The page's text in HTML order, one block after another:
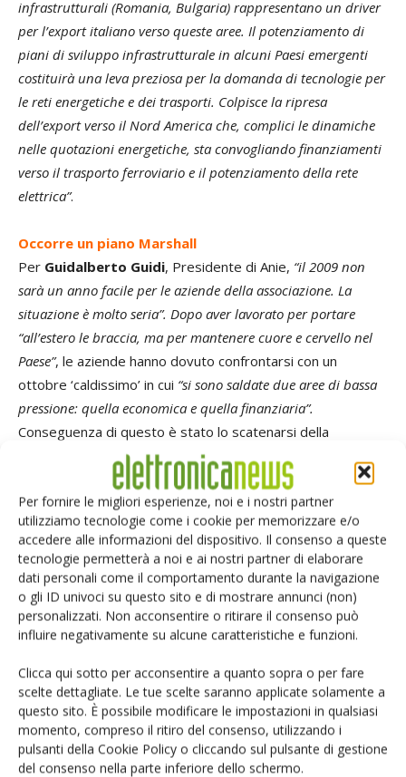
Per fornire le migliori esperienze, noi e i nostri partner
utilizziamo tecnologie come i cookie per memorizzare e/o
accedere alle informazioni del dispositivo. Il consenso a queste
tecnologie permetterà a noi e ai nostri partner di elaborare
dati personali come il comportamento durante la navigazione
o gli ID univoci su questo sito e di mostrare annunci (non)
personalizzati. Non acconsentire o ritirare il consenso può
influire negativamente su alcune caratteristiche e funzioni.
Clicca qui sotto per acconsentire a quanto sopra o per fare
scelte dettagliate. Le tue scelte saranno applicate solamente a
questo sito. È possibile modificare le impostazioni in qualsiasi
momento, compreso il ritiro del consenso, utilizzando i
pulsanti della Cookie Policy o cliccando sul pulsante di gestione
del consenso nella parte inferiore dello schermo.
infrastrutturali (Romania, Bulgaria) rappresentano un driver
per l’export italiano verso queste aree. Il potenziamento di
piani di sviluppo infrastrutturale in alcuni Paesi emergenti
costituirà una leva preziosa per la domanda di tecnologie per
le reti energetiche e dei trasporti. Colpisce la ripresa
dell’export verso il Nord America che, complici le dinamiche
nelle quotazioni energetiche, sta convogliando finanziamenti
verso il trasporto ferroviario e il potenziamento della rete
elettrica”.
Occorre un piano Marshall
Per Guidalberto Guidi, Presidente di Anie, “il 2009 non
sarà un anno facile per le aziende della associazione. La
situazione è molto seria”. Dopo aver lavorato per portare
“all’estero le braccia, ma per mantenere cuore e cervello nel
Paese”, le aziende hanno dovuto confrontarsi con un
ottobre ‘caldissimo’ in cui “si sono saldate due aree di bassa
pressione: quella economica e quella finanziaria”.
Conseguenza di questo è stato lo scatenarsi della
“tempesta perfetta”, con il crollo degli ordinativi e
l’incapacità di vedere cosa ci possa prospettare il prossimo
futuro. In sostanza siamo a bordo di una barca che procede
in una “nebbia fitta senza strumenti”. Il Governo, sottolinea
Guidi, ha preso provvedimenti in modo veloce e il sistema
industriale ha potuto sfruttare fattori che hanno contribuito
a non far affondare la barca: “è diminuito il prezzo del rame
e delle materie prime in generale e abbiamo assistito ad un
rafforzamento del dollaro e dello yen”. Cosa manca? si
chiede Guidi.“Manca il mercato”, che non riesce a
compensare lo spostamento della produzione in Paesi come
India, Romania, Cina e Croazia, e la conseguente
trasposizione dell’economia da “prodotto a sistema”. “Occorre
un Piano Marshall - afferma Guidi -, occorrono investimenti